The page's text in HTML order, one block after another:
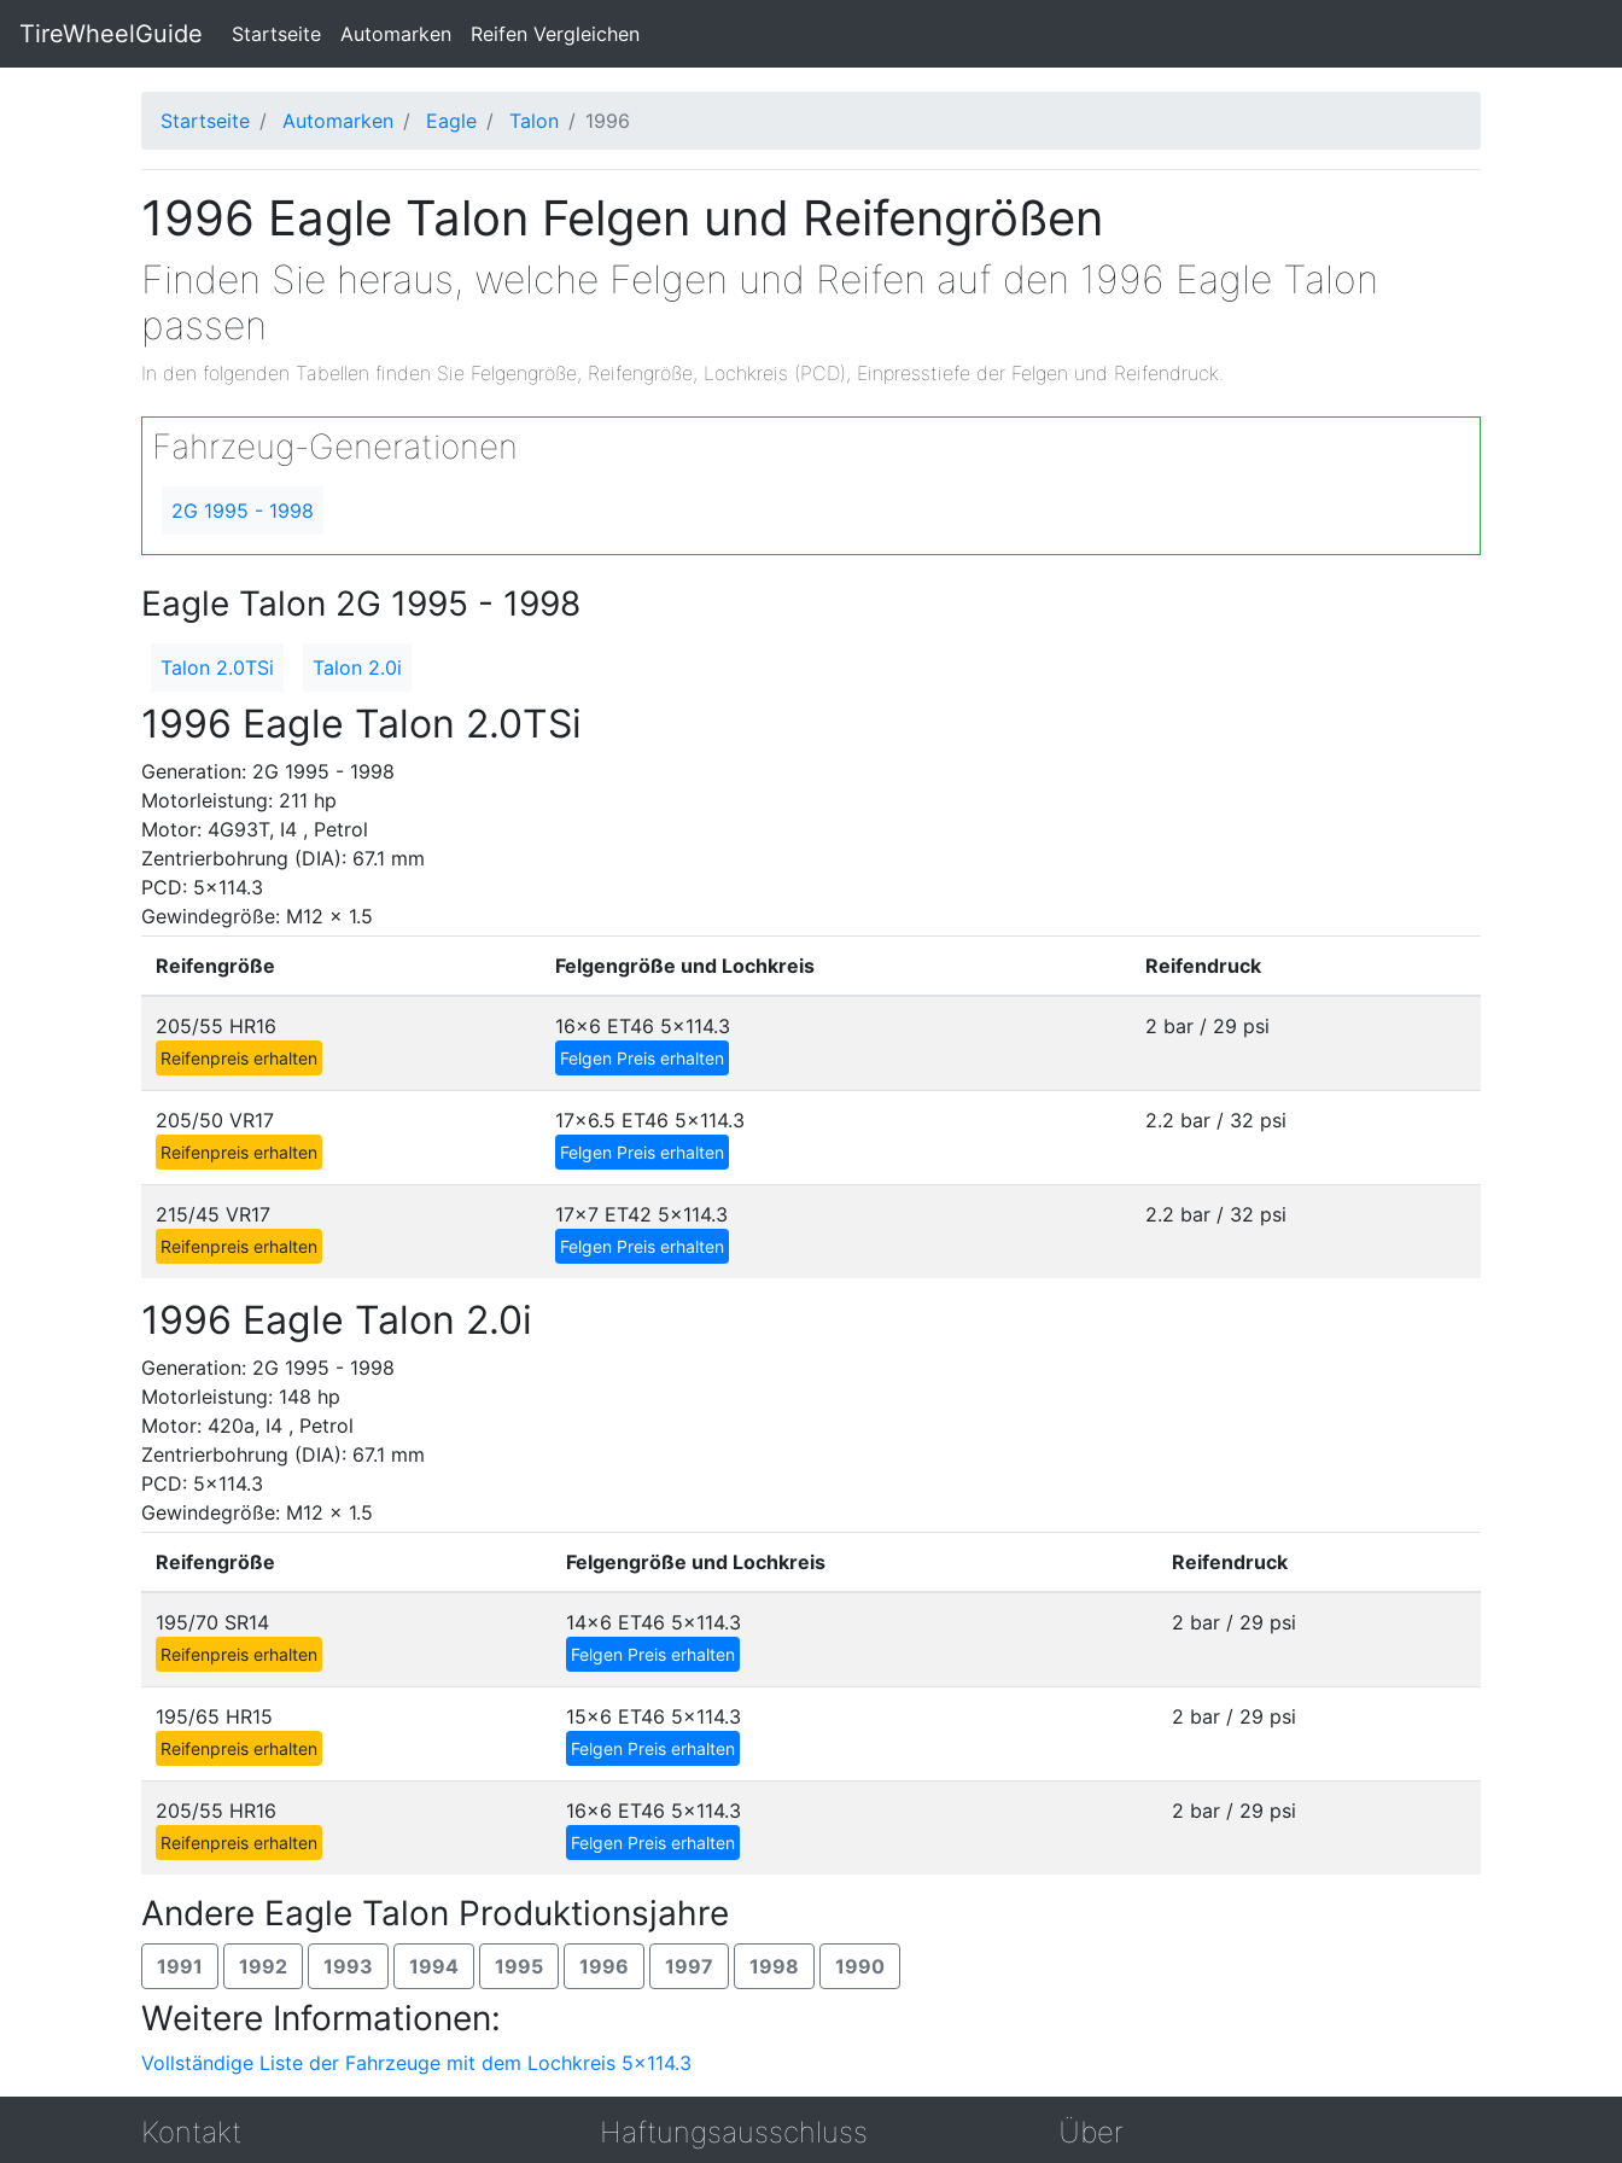
TireWheelGuide Startseite(current)
Automarken Reifen Vergleichen
Startseite Automarken Eagle Talon 1996
1996 Eagle Talon Felgen und Reifengrößen
Finden Sie heraus, welche Felgen und Reifen auf den 1996 Eagle Talon
passen
In den folgenden Tabellen finden Sie Felgengröße, Reifengröße, Lochkreis (PCD), Einpresstiefe der Felgen und Reifendruck.
Fahrzeug-Generationen
2G 1995 - 1998
Eagle Talon 2G 1995 - 1998
Talon 2.0TSi Talon 2.0i
1996 Eagle Talon 2.0TSi
Generation: 2G 1995 - 1998
Motorleistung: 211 hp
Motor: 4G93T, I4 , Petrol
Zentrierbohrung (DIA): 67.1 mm
PCD: 5x114.3
Gewindegröße: M12 x 1.5
Reifengröße Felgengröße und Lochkreis Reifendruck
205/55 HR16
Reifenpreis erhalten
16x6 ET46 5x114.3
Felgen Preis erhalten
2 bar / 29 psi
205/50 VR17
Reifenpreis erhalten
17x6.5 ET46 5x114.3
Felgen Preis erhalten
2.2 bar / 32 psi
215/45 VR17
Reifenpreis erhalten
17x7 ET42 5x114.3
Felgen Preis erhalten
2.2 bar / 32 psi
1996 Eagle Talon 2.0i
Generation: 2G 1995 - 1998
Motorleistung: 148 hp
Motor: 420a, I4 , Petrol
Zentrierbohrung (DIA): 67.1 mm
PCD: 5x114.3
Gewindegröße: M12 x 1.5
Reifengröße Felgengröße und Lochkreis Reifendruck
195/70 SR14
Reifenpreis erhalten
14x6 ET46 5x114.3
Felgen Preis erhalten
2 bar / 29 psi
195/65 HR15
Reifenpreis erhalten
15x6 ET46 5x114.3
Felgen Preis erhalten
2 bar / 29 psi
205/55 HR16
Reifenpreis erhalten
16x6 ET46 5x114.3
Felgen Preis erhalten
2 bar / 29 psi
Andere Eagle Talon Produktionsjahre
1991 1992 1993 1994 1995 1996 1997 1998 1990
Weitere Informationen:
Vollständige Liste der Fahrzeuge mit dem Lochkreis 5x114.3
Kontakt Haftungsausschluss Über